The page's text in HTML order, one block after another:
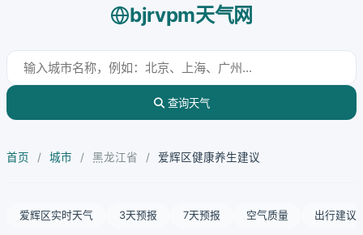
bjrvpm天气网
查询天气
首页 / 城市 / 黑龙江省 / 爱辉区健康养生建议
爱辉区实时天气 3天预报 7天预报 空气质量 出行建议